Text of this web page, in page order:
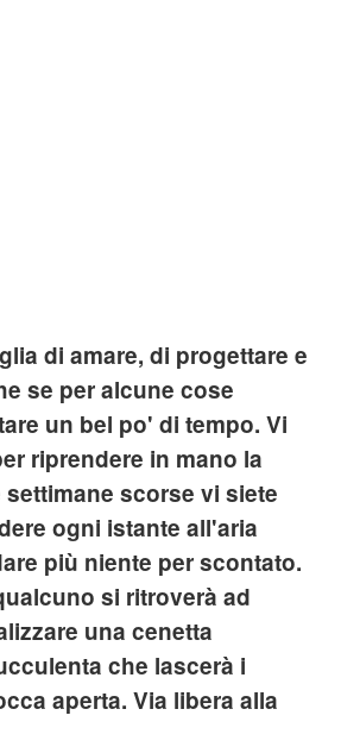
di amare, di progettare e
se per alcune cose
un bel po' di tempo. Vi
riprendere in mano la
scorse vi siete
ogni istante all'aria
più niente per scontato.
si ritroverà ad
una cenetta
che lascerà i
aperta. Via libera alla